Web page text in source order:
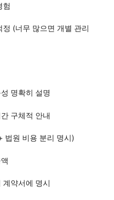
험
(너무 많으면 개별 관리
명확히 설명
구체적 안내
법원 비용 분리 명시)
계약서에 명시